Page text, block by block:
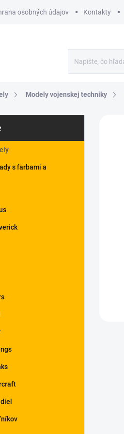
osobných údajov Kontakty
Modely vojenskej techniky
s farbami a